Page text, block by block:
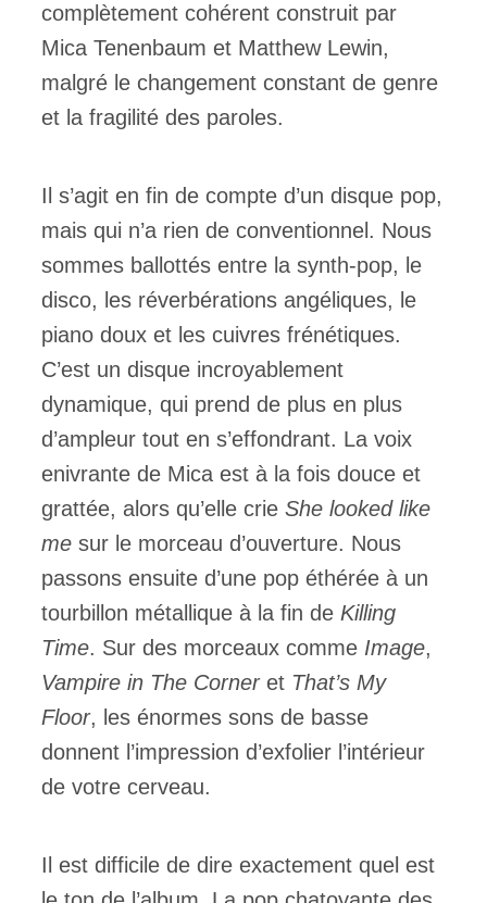
complètement cohérent construit par
Mica Tenenbaum et Matthew Lewin,
malgré le changement constant de genre
et la fragilité des paroles.
Il s’agit en fin de compte d’un disque pop,
mais qui n’a rien de conventionnel. Nous
sommes ballottés entre la synth-pop, le
disco, les réverbérations angéliques, le
piano doux et les cuivres frénétiques.
C’est un disque incroyablement
dynamique, qui prend de plus en plus
d’ampleur tout en s’effondrant. La voix
enivrante de Mica est à la fois douce et
grattée, alors qu’elle crie She looked like
me sur le morceau d’ouverture. Nous
passons ensuite d’une pop éthérée à un
tourbillon métallique à la fin de Killing
Time. Sur des morceaux comme Image,
Vampire in The Corneret That’s My
Floor, les énormes sons de basse
donnent l’impression d’exfolier l’intérieur
de votre cerveau.
Il est difficile de dire exactement quel est